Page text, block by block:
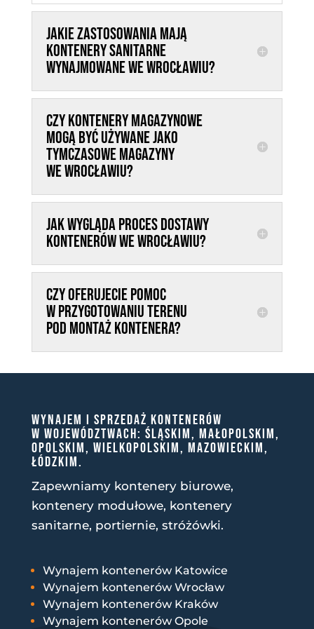
JAKIE ZASTOSOWANIA MAJĄ
KONTENERY SANITARNE
WYNAJMOWANE WE WROCŁAWIU?
CZY KONTENERY MAGAZYNOWE
MOGĄ BYĆ UŻYWANE JAKO
TYMCZASOWE MAGAZYNY
WE WROCŁAWIU?
JAK WYGLĄDA PROCES DOSTAWY
KONTENERÓW WE WROCŁAWIU?
CZY OFERUJECIE POMOC
W PRZYGOTOWANIU TERENU
POD MONTAŻ KONTENERA?
WYNAJEM I SPRZEDAŻ KONTENERÓW
W WOJEWÓDZTWACH: ŚLĄSKIM, MAŁOPOLSKIM,
OPOLSKIM, WIELKOPOLSKIM, MAZOWIECKIM,
ŁÓDZKIM.
Zapewniamy kontenery biurowe,
kontenery modułowe, kontenery
sanitarne, portiernie, stróżówki.
Wynajem kontenerów Katowice
Wynajem kontenerów Wrocław
Wynajem kontenerów Kraków
Wynajem kontenerów Opole